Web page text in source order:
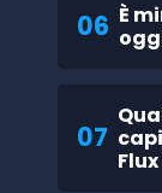
06 È
07